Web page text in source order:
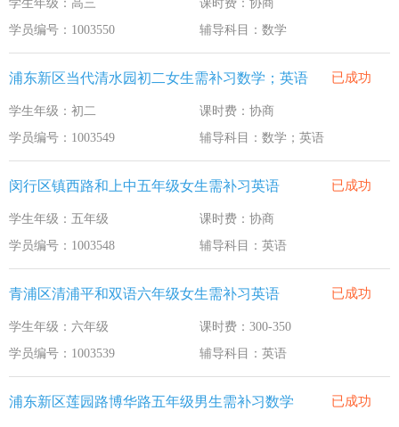
学生年级：高三
课时费：协商
学员编号：1003550
辅导科目：数学
浦东新区当代清水园初二女生需补习数学；英语 已成功
学生年级：初二
课时费：协商
学员编号：1003549
辅导科目：数学；英语
闵行区镇西路和上中五年级女生需补习英语 已成功
学生年级：五年级
课时费：协商
学员编号：1003548
辅导科目：英语
青浦区清浦平和双语六年级女生需补习英语 已成功
学生年级：六年级
课时费：300-350
学员编号：1003539
辅导科目：英语
浦东新区莲园路博华路五年级男生需补习数学 已成功